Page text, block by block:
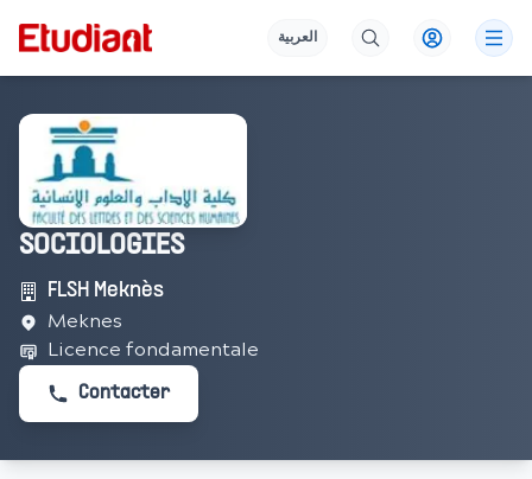
العربية
SOCIOLOGIES
FLSH Meknès
Meknes
Licence fondamentale
Contacter